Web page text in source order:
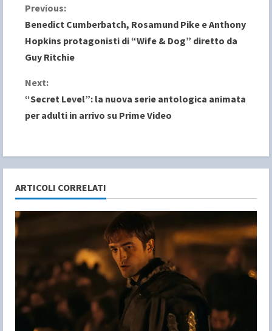
C
o
n
t
i
u
e
R
d
i
Previous:
Benedict Cumberbatch, Rosamund Pike e Anthony
Hopkins protagonisti di “Wife & Dog” diretto da
Guy Ritchie
Next:
“Secret Level”: la nuova serie antologica animata
per adulti in arrivo su Prime Video
ARTICOLI CORRELATI